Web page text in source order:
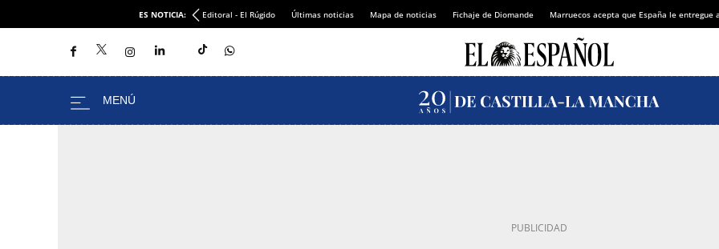
ES NOTICIA: Editoral - El Rúgido Últimas noticias Mapa de noticias Fichaje de Diomande Marruecos acepta que España le entregue